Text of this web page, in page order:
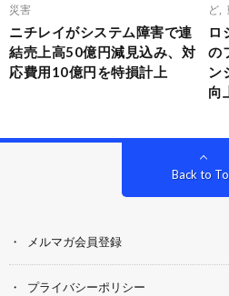
災害
ニチレイがシステム障害で連
結売上高50億円減見込み、対
応費用10億円を特損計上
ど
ロ
の
ン
向
Back to
メルマガ会員登録
プライバシーポリシー